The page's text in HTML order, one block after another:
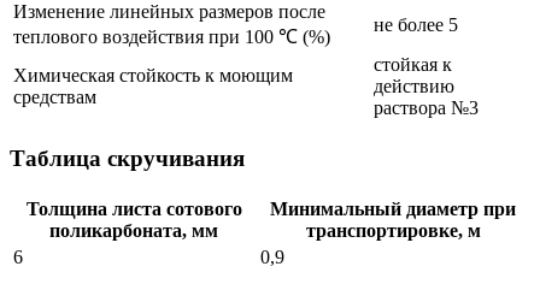
Изменение линейных размеров после
теплового воздействия при 100 ℃ (%)
не более 5
Химическая стойкость к моющим
средствам
стойкая к
действию
раствора №3
Таблица скручивания
Толщина листа сотового
поликарбоната, мм
Минимальный диаметр при
транспортировке, м
6
0,9